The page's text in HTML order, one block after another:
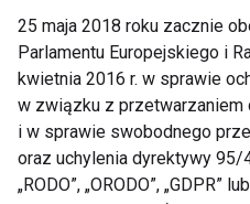
organizmu toksyn
zapominajmy także o
kalorii papryczce chili.
Na zimno zdrowiej!
Wbrew powtarzanym od
25 maja 2018 roku zacznie
Parlamentu Europejskiego i
kwietnia 2016 r. w sprawie
w związku z przetwarzaniem
i w sprawie swobodnego
oraz uchylenia dyrektywy 95/
„RODO”, „ORODO”, „GDPR”